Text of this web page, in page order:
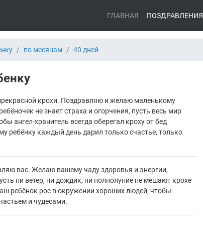
ГЛАВНАЯ ПОЗДРАВЛЕНИЯ
по месяцам 40 дней
крохи. Поздравляю и желаю маленькому
не знает страха и огорчения, пусть весь мир
ангел-хранитель всегда оберегал кроху от бед
ребёнку каждый день дарил только счастье, только
вас. Желаю вашему чаду здоровья и энергии,
ни ветер, ни дождик, ни полнолуние не мешают крохе
ребёнок рос в окружении хороших людей, чтобы
и чудесами.